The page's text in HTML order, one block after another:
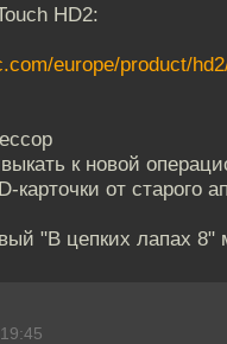
HD2:
europe/product/
к новой
карточки от старого
"В цепких лапах 8"